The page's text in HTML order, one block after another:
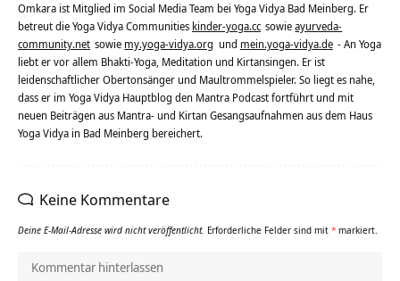
Omkara ist Mitglied im Social Media Team bei Yoga Vidya Bad Meinberg. Er
betreut die Yoga Vidya Communities kinder-yoga.cc sowieayurveda-
community.net sowie my.yoga-vidya.org und mein.yoga-vidya.de - An Yoga
liebt er vor allem Bhakti-Yoga, Meditation und Kirtansingen. Er ist
leidenschaftlicher Obertonsänger und Maultrommelspieler. So liegt es nahe,
dass er im Yoga Vidya Hauptblog den Mantra Podcast fortführt und mit
neuen Beiträgen aus Mantra- und Kirtan Gesangsaufnahmen aus dem Haus
Yoga Vidya in Bad Meinberg bereichert.
Keine Kommentare
Deine E-Mail-Adresse wird nicht veröffentlicht. Erforderliche Felder sind mit * markiert.